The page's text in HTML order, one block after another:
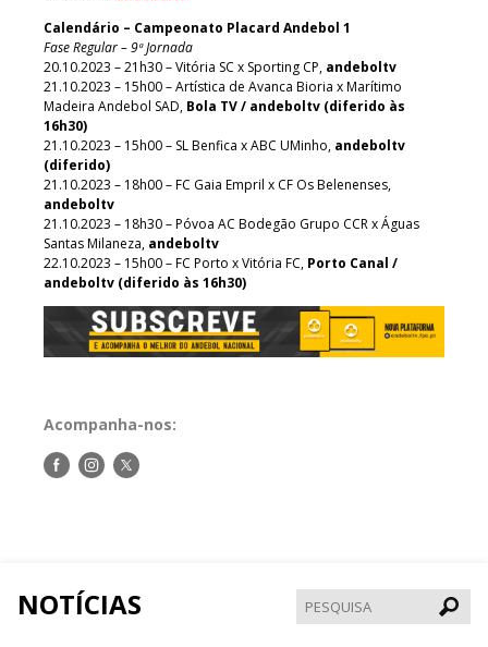
Calendário – Campeonato Placard Andebol 1
Fase Regular – 9ª Jornada
20.10.2023 – 21h30 – Vitória SC x Sporting CP, andeboltv
21.10.2023 – 15h00 – Artística de Avanca Bioria x Marítimo
Madeira Andebol SAD, Bola TV / andeboltv (diferido às
16h30)
21.10.2023 – 15h00 – SL Benfica x ABC UMinho, andeboltv
(diferido)
21.10.2023 – 18h00 – FC Gaia Empril x CF Os Belenenses,
andeboltv
21.10.2023 – 18h30 – Póvoa AC Bodegão Grupo CCR x Águas
Santas Milaneza, andeboltv
22.10.2023 – 15h00 – FC Porto x Vitória FC, Porto Canal /
andeboltv (diferido às 16h30)
Acompanha-nos:
Siga-Siga-Siga-
NOTÍCIAS